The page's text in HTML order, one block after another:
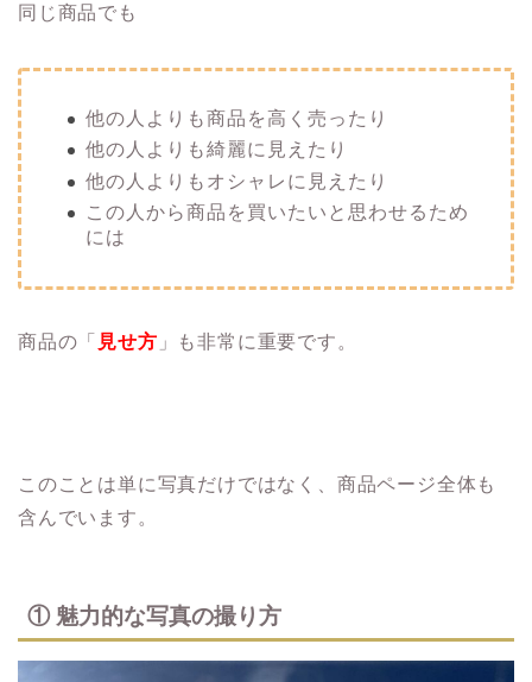
同じ商品でも
他の人よりも商品を高く売ったり
他の人よりも綺麗に見えたり
他の人よりもオシャレに見えたり
この人から商品を買いたいと思わせるため
には
商品の「 見せ方 」も非常に重要です。
このことは単に写真だけではなく、商品ページ全体も
含んでいます。
① 魅力的な写真の撮り方